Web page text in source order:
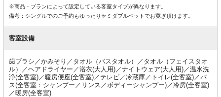
※商品・プランによって設定している客室タイプが異なります。
備考：シングルでのご予約もゆったりセミダブルベットでお寛ぎ頂けます。
客室設備
歯ブラシ／かみそり／タオル（バスタオル）／タオル（フェイスタオ
ル）／ヘアドライヤー／浴衣(大人用)／ナイトウェア(大人用)／温水洗
浄(全客室)／暖房便座(全客室)／テレビ／冷蔵庫／トイレ(全客室)／バ
ス(全客室：シャンプー／リンス／ボディーシャンプー)／冷房(全客室)
／暖房(全客室)